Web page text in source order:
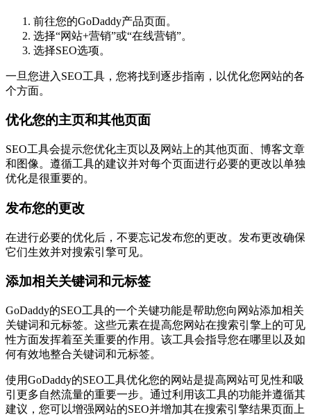
前往您的GoDaddy产品页面。
选择“网站+营销”或“在线营销”。
选择SEO选项。
一旦您进入SEO工具，您将找到逐步指南，以优化您网站的各
个方面。
优化您的主页和其他页面
SEO工具会提示您优化主页以及网站上的其他页面、博客文章
和图像。遵循工具的建议并对每个页面进行必要的更改以单独
优化是很重要的。
发布您的更改
在进行必要的优化后，不要忘记发布您的更改。发布更改确保
它们生效并对搜索引擎可见。
添加相关关键词和元标签
GoDaddy的SEO工具的一个关键功能是帮助您向网站添加相关
关键词和元标签。这些元素在提高您网站在搜索引擎上的可见
性方面发挥着至关重要的作用。该工具会指导您在哪里以及如
何有效地整合关键词和元标签。
使用GoDaddy的SEO工具优化您的网站是提高网站可见性和吸
引更多自然流量的重要一步。通过利用该工具的功能并遵循其
建议，您可以增强网站的SEO并增加其在搜索引擎结果页面上